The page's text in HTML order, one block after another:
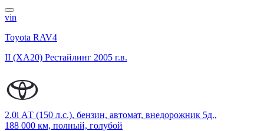
vin
Toyota RAV4
II (XA20) Рестайлинг 2005 г.в.
2.0i АТ (150 л.с.), бензин, автомат, внедорожник 5д.,
188 000 км, полный, голубой